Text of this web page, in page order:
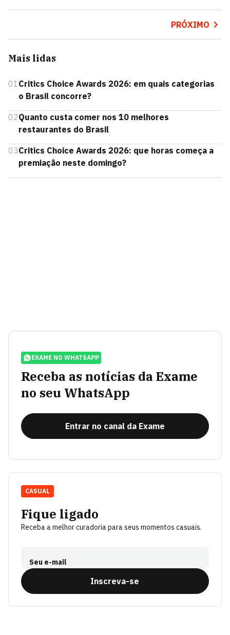
PRÓXIMO
Mais lidas
01Critics Choice Awards 2026: em quais categorias
o Brasil concorre?
02Quanto custa comer nos 10 melhores
restaurantes do Brasil
03Critics Choice Awards 2026: que horas começa a
premiação neste domingo?
EXAME NO WHATSAPP
Receba as notícias da Exame
no seu WhatsApp
Entrar no canal da Exame
Fique ligado
Receba a melhor curadoria para seus momentos casuais.
Seu e-mail
Inscreva-se
CASUAL